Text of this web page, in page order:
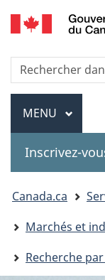
Rechercher
dans
Canada.ca
Menu
MENU
Inscrivez-
You
are
here:
Canada.ca
Marchés et
Recherche